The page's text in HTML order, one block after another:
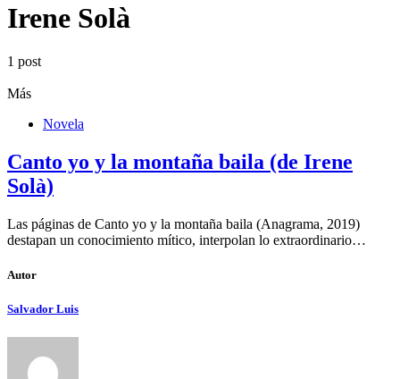
Irene Solà
1 post
Más
Novela
Canto yo y la montaña baila (de Irene
Solà)
Las páginas de Canto yo y la montaña baila (Anagrama, 2019)
destapan un conocimiento mítico, interpolan lo extraordinario…
Autor
Salvador Luis